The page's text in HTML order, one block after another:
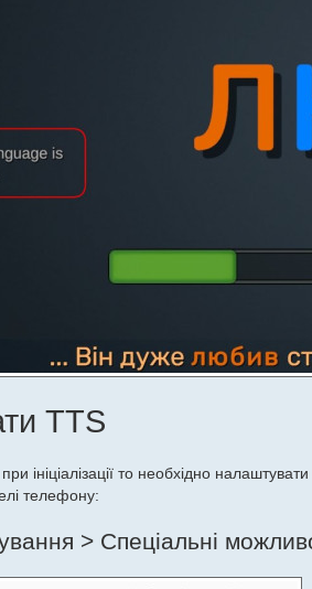
TTS
ініціалізації то необхідно
телефону:
> Спеціальні